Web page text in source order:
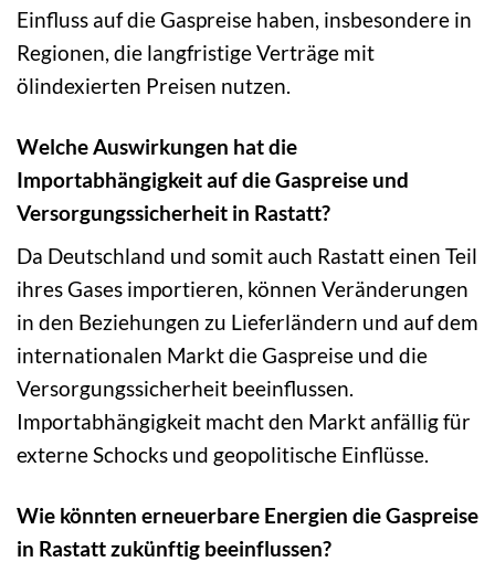
Einfluss auf die Gaspreise haben, insbesondere in
Regionen, die langfristige Verträge mit
ölindexierten Preisen nutzen.
Welche Auswirkungen hat die
Importabhängigkeit auf die Gaspreise und
Versorgungssicherheit in Rastatt?
Da Deutschland und somit auch Rastatt einen Teil
ihres Gases importieren, können Veränderungen
in den Beziehungen zu Lieferländern und auf dem
internationalen Markt die Gaspreise und die
Versorgungssicherheit beeinflussen.
Importabhängigkeit macht den Markt anfällig für
externe Schocks und geopolitische Einflüsse.
Wie könnten erneuerbare Energien die Gaspreise
in Rastatt zukünftig beeinflussen?